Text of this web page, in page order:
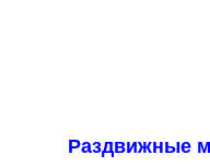
Раздвижные